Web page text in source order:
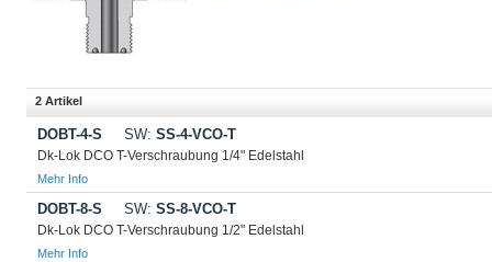
2 Artikel
DOBT-4-S SW: SS-4-VCO-T
Dk-Lok DCO T-Verschraubung 1/4" Edelstahl
Mehr Info
DOBT-8-S SW: SS-8-VCO-T
Dk-Lok DCO T-Verschraubung 1/2" Edelstahl
Mehr Info